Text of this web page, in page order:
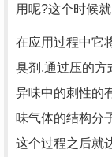
用呢?这个时候
在应用过程中它
臭剂,通过压的方
异味中的刺性的
味气体的结构分
这个过程之后就